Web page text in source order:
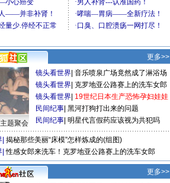
更多>>
题聚会
镜头看世界 音乐喷泉广场竟然成了淋浴场
镜头看世界 克罗地亚公路赛上的洗车女郎
镜头看世界 19世纪日本生产恐怖孕妇娃娃
民间纪事 黑河打狗打出来的问题
民间纪事 明星代言假药应该视为共犯吗
揭秘那些美丽“床模”怎样炼成的(组图)
性感女郎来洗车！克罗地亚公路赛上的洗车女郎
更多>>